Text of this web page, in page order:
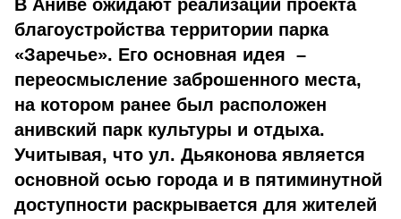
В Аниве ожидают реализации проекта
благоустройства территории парка
«Заречье». Его основная идея –
переосмысление заброшенного места,
на котором ранее был расположен
анивский парк культуры и отдыха.
Учитывая, что ул. Дьяконова является
основной осью города и в пятиминутной
доступности раскрывается для жителей